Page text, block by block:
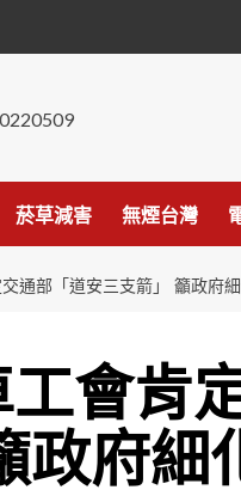
菸草減害 無煙台灣
通部「道安三支箭」 籲政府
工會肯
政府細